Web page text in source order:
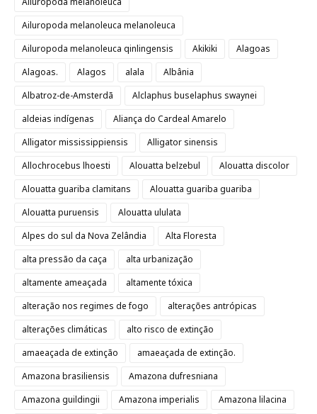
Ailuropoda melanoleuca melanoleuca
Ailuropoda melanoleuca qinlingensis
Akikiki
Alagoas
Alagoas.
Alagos alala
Albânia
Albatroz-de-Amsterdã
Alclaphus buselaphus swaynei
aldeias indígenas
Aliança do Cardeal Amarelo
Alligator mississippiensis
Alligator sinensis
Allochrocebus lhoesti
Alouatta belzebul
Alouatta discolor
Alouatta guariba clamitans
Alouatta guariba guariba
Alouatta puruensis
Alouatta ululata
Alpes do sul da Nova Zelândia
Alta Floresta
alta pressão da caça
alta urbanização
altamente ameaçada
altamente tóxica
alteração nos regimes de fogo
alterações antrópicas
alterações climáticas
alto risco de extinção
amaeaçada de extinção
amaeaçada de extinção.
Amazona brasiliensis
Amazona dufresniana
Amazona guildingii
Amazona imperialis
Amazona lilacina